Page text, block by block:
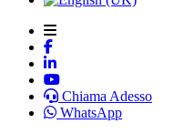
Chiama Adesso
WhatsApp